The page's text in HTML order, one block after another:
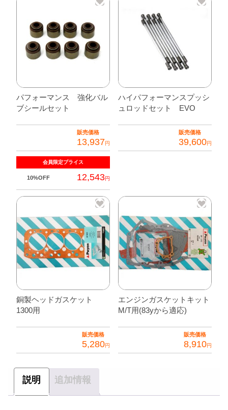
パフォーマンス 強化バル
ブシールセット
販売価格
13,937円
会員限定プライス
10%OFF 12,543円
ハイパフォーマンスプッシ
ュロッドセット EVO
販売価格
39,600円
銅製ヘッドガスケット
1300用
販売価格
5,280円
エンジンガスケットキット
M/T用(83yから適応)
販売価格
8,910円
説明 追加情報